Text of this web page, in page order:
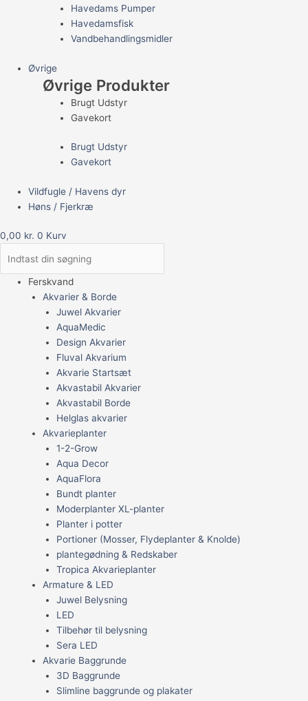
Havedams Pumper
Havedamsfisk
Vandbehandlingsmidler
Øvrige
Øvrige Produkter
Brugt Udstyr
Gavekort
Brugt Udstyr
Gavekort
Vildfugle / Havens dyr
Høns / Fjerkræ
0,00 kr. 0 Kurv
Ferskvand
Akvarier & Borde
Juwel Akvarier
AquaMedic
Design Akvarier
Fluval Akvarium
Akvarie Startsæt
Akvastabil Akvarier
Akvastabil Borde
Helglas akvarier
Akvarieplanter
1-2-Grow
Aqua Decor
AquaFlora
Bundt planter
Moderplanter XL-planter
Planter i potter
Portioner (Mosser, Flydeplanter & Knolde)
plantegødning & Redskaber
Tropica Akvarieplanter
Armature & LED
Juwel Belysning
LED
Tilbehør til belysning
Sera LED
Akvarie Baggrunde
3D Baggrunde
Slimline baggrunde og plakater